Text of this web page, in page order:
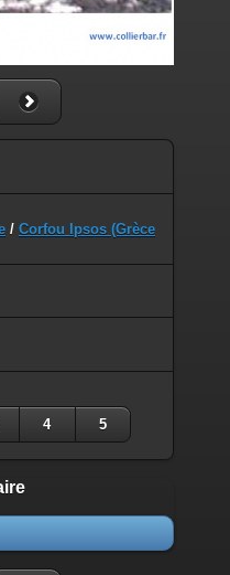
/ Corfou Ipsos (Grèce
4 5